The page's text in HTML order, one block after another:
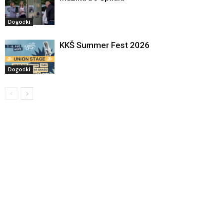
Dogodki
Dogodki
KKŠ Summer Fest 2026